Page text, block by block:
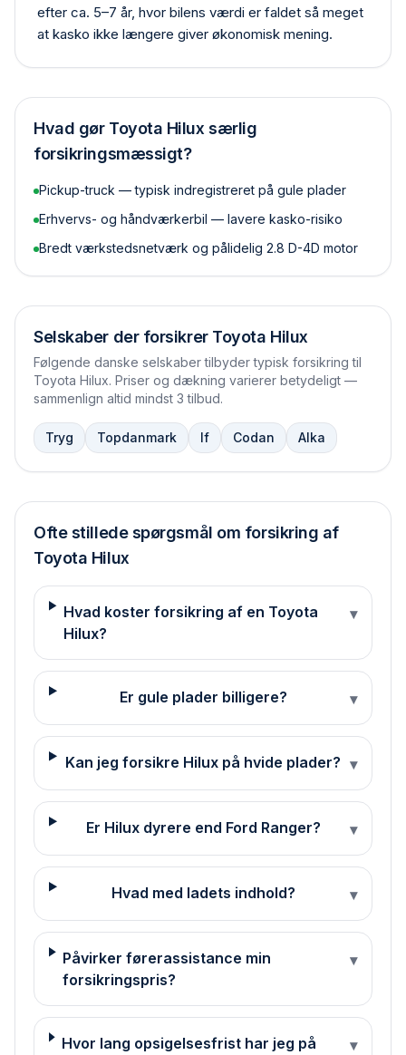
efter ca. 5–7 år, hvor bilens værdi er faldet så meget
at kasko ikke længere giver økonomisk mening.
Hvad gør Toyota Hilux særlig
forsikringsmæssigt?
Pickup-truck — typisk indregistreret på gule plader
Erhvervs- og håndværkerbil — lavere kasko-risiko
Bredt værkstedsnetværk og pålidelig 2.8 D-4D motor
Selskaber der forsikrer Toyota Hilux
Følgende danske selskaber tilbyder typisk forsikring til
Toyota Hilux. Priser og dækning varierer betydeligt —
sammenlign altid mindst 3 tilbud.
Tryg Topdanmark If Codan Alka
Ofte stillede spørgsmål om forsikring af
Toyota Hilux
Hvad koster forsikring af en Toyota
Hilux?
▾
Er gule plader billigere? ▾
Kan jeg forsikre Hilux på hvide plader? ▾
Er Hilux dyrere end Ford Ranger? ▾
Hvad med ladets indhold? ▾
Påvirker førerassistance min
forsikringspris?
▾
Hvor lang opsigelsesfrist har jeg på
▾